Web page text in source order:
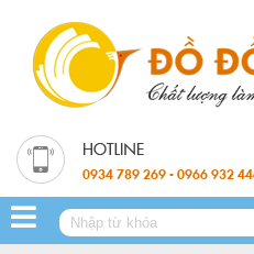
0934 789 269 - 0966 932